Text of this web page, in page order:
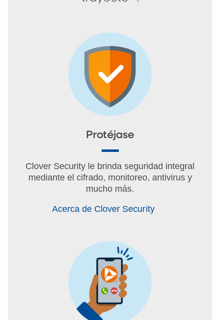
Protéjase
Clover Security le brinda seguridad integral
mediante el cifrado, monitoreo, antivirus y
mucho más.
Acerca de Clover Security